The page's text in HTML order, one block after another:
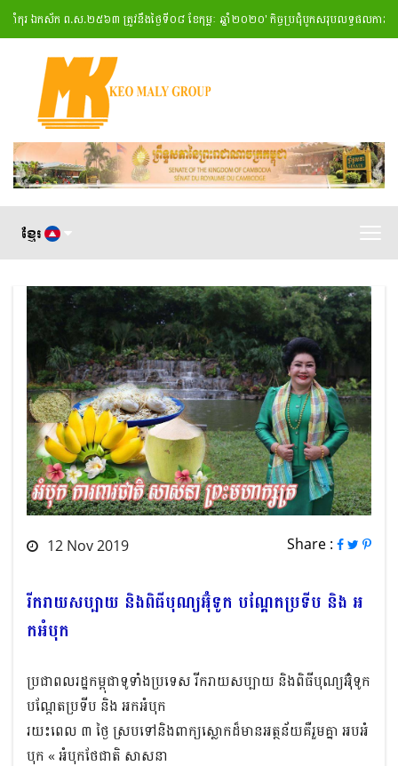
ឯកស័ក ព.ស.២៥៦៣ ត្រូវនឹងថ្ងៃទី០៨ ខែកុម្ភៈ ឆ្នាំ២០២០' កិច្ចប្រជុំបូកសរុបលទ្ធផលការងារ
ខ្មែរ
12 Nov 2019 Share :
រីករាយសប្បាយ និង​ពិធីបុណ្យអ៊ុំទូក បណ្តែតប្រទីប និង​ អ
កអំបុក
ប្រជាពលរដ្ឋកម្ពុជាទូទាំងប្រទេស រីករាយសប្បាយ និង​ពិធីបុណ្យអ៊ុំទូក
បណ្តែតប្រទីប និង​ អកអំបុក
រយះពេល​ ៣ ថ្ងៃ ស្របទៅនិងពាក្យស្លោកដ៏មានអត្ថន័យគឺរួមគ្នា អបអំ
បុក « អំបុកថែជាតិ សាសនា